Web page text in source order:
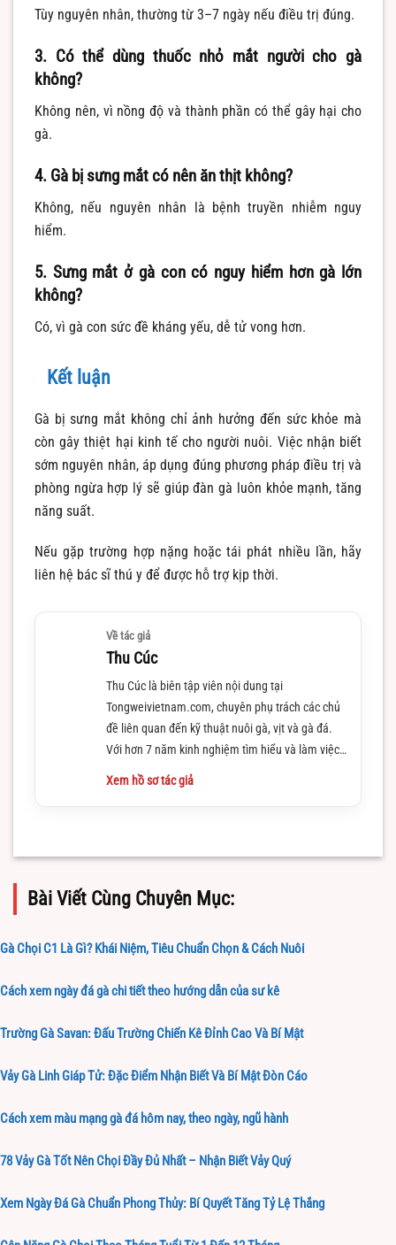
Tùy nguyên nhân, thường từ 3–7 ngày nếu điều trị đúng.
3. Có thể dùng thuốc nhỏ mắt người cho gà
không?
Không nên, vì nồng độ và thành phần có thể gây hại cho
gà.
4. Gà bị sưng mắt có nên ăn thịt không?
Không, nếu nguyên nhân là bệnh truyền nhiễm nguy
hiểm.
5. Sưng mắt ở gà con có nguy hiểm hơn gà lớn
không?
Có, vì gà con sức đề kháng yếu, dễ tử vong hơn.
Kết luận
Gà bị sưng mắt không chỉ ảnh hưởng đến sức khỏe mà
còn gây thiệt hại kinh tế cho người nuôi. Việc nhận biết
sớm nguyên nhân, áp dụng đúng phương pháp điều trị và
phòng ngừa hợp lý sẽ giúp đàn gà luôn khỏe mạnh, tăng
năng suất.
Nếu gặp trường hợp nặng hoặc tái phát nhiều lần, hãy
liên hệ bác sĩ thú y để được hỗ trợ kịp thời.
Về tác giả
Thu Cúc
Thu Cúc là biên tập viên nội dung tại
Tongweivietnam.com, chuyên phụ trách các chủ
đề liên quan đến kỹ thuật nuôi gà, vịt và gà đá.
Với hơn 7 năm kinh nghiệm tìm hiểu và làm việc
trong lĩnh vực này
Xem hồ sơ tác giả
Bài Viết Cùng Chuyên Mục:
Gà Chọi C1 Là Gì? Khái Niệm, Tiêu Chuẩn Chọn & Cách Nuôi
Cách xem ngày đá gà chi tiết theo hướng dẫn của sư kê
Trường Gà Savan: Đấu Trường Chiến Kê Đỉnh Cao Và Bí Mật
Vảy Gà Linh Giáp Tử: Đặc Điểm Nhận Biết Và Bí Mật Đòn Cáo
Cách xem màu mạng gà đá hôm nay, theo ngày, ngũ hành
78 Vảy Gà Tốt Nên Chọi Đầy Đủ Nhất – Nhận Biết Vảy Quý
Xem Ngày Đá Gà Chuẩn Phong Thủy: Bí Quyết Tăng Tỷ Lệ Thắng